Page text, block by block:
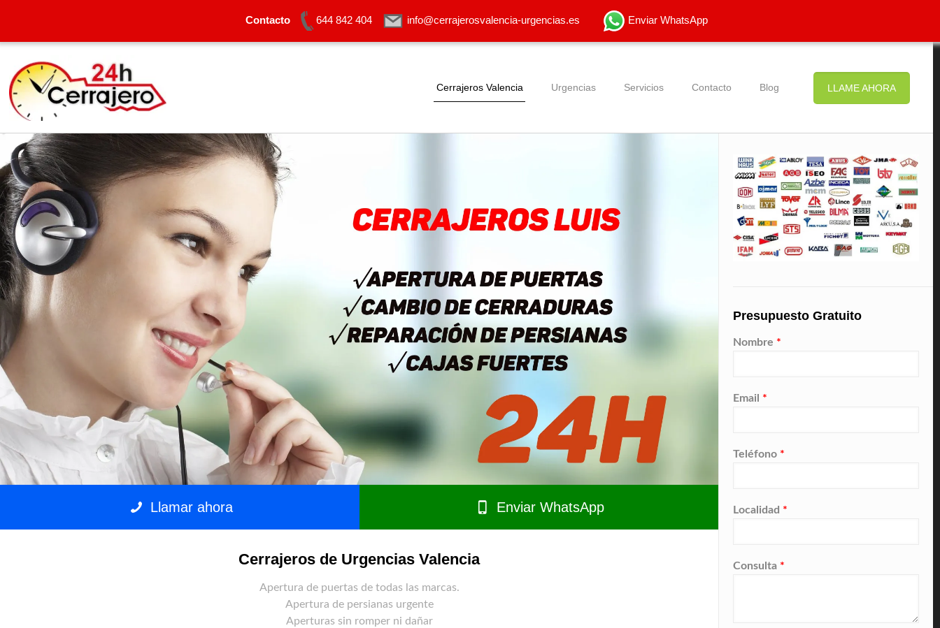
Contacto 644 842 404 info@cerrajerosvalencia-urgencias.es Enviar WhatsApp
Cerrajeros Valencia Urgencias Servicios Contacto Blog LLAME AHORA
Llamar ahora Enviar WhatsApp
Cerrajeros de Urgencias Valencia
Apertura de puertas de todas las marcas.
Apertura de persianas urgente
Aperturas sin romper ni dañar
Presupuesto Gratuito
Nombre *
Email *
Teléfono *
Localidad *
Consulta *